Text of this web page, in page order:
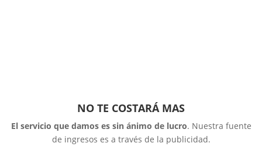
NO TE COSTARÁ MAS
El servicio que damos es sin ánimo de lucro. Nuestra fuente
de ingresos es a través de la publicidad.